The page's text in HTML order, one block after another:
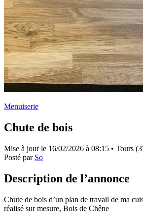
Menuiserie
Chute de bois
Mise à jour le 16/02/2026 à 08:15 • Tours
Posté par So
Description de l’annonce
Chute de bois d’un plan de travail de ma
réalisé sur mesure, Bois de Chêne